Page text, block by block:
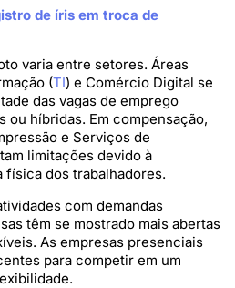
de íris em troca de
varia entre setores. Áreas
(TI) e Comércio Digital se
das vagas de emprego
ou híbridas. Em compensação,
e Serviços de
limitações devido à
física dos trabalhadores.
com demandas
têm se mostrado mais abertas
As empresas presenciais
para competir em um